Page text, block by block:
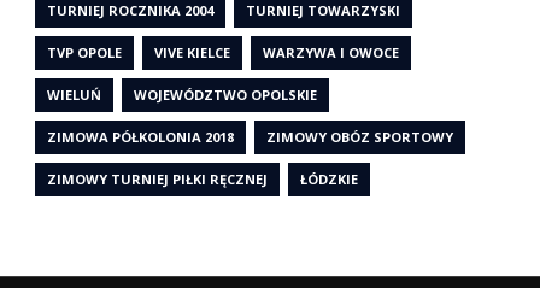
TURNIEJ ROCZNIKA 2004 TURNIEJ TOWARZYSKI
TVP OPOLE VIVE KIELCE WARZYWA I OWOCE
WIELUŃ WOJEWÓDZTWO OPOLSKIE
ZIMOWA PÓŁKOLONIA 2018 ZIMOWY OBÓZ SPORTOWY
ZIMOWY TURNIEJ PIŁKI RĘCZNEJ ŁÓDZKIE